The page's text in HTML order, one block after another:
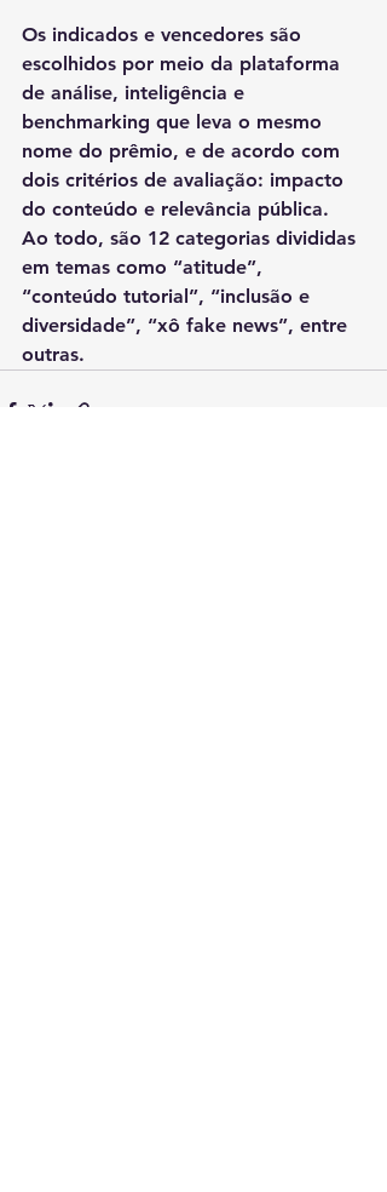
Os indicados e vencedores são
escolhidos por meio da plataforma
de análise, inteligência e
benchmarking que leva o mesmo
nome do prêmio, e de acordo com
dois critérios de avaliação: impacto
do conteúdo e relevância pública.
Ao todo, são 12 categorias divididas
em temas como “atitude”,
“conteúdo tutorial”, “inclusão e
diversidade”, “xô fake news”, entre
outras.